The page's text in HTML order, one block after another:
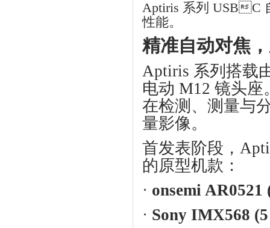
Aptiris 系列 USBC
性能。
精准自动对焦
Aptiris 系列搭载
电动 M12 镜头座
在检测、测量与
量影像。
首发表阶段，
的原型机款：
· onsemi AR0521
· Sony IMX568